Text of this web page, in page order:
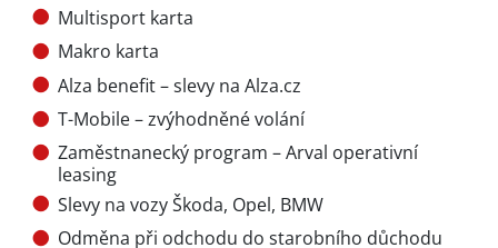
Multisport karta
Makro karta
Alza benefit – slevy na Alza.cz
T-Mobile – zvýhodněné volání
Zaměstnanecký program – Arval operativní
leasing
Slevy na vozy Škoda, Opel, BMW
Odměna při odchodu do starobního důchodu